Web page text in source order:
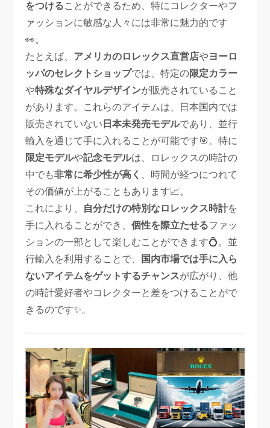
をつけることができるため、特にコレクターやフ
ァッションに敏感な人々には非常に魅力的です
👀。
たとえば、 アメリカのロレックス直営店やヨーロ
ッパのセレクトショップでは、特定の限定カラー
や特殊なダイヤルデザインが販売されていること
があります。これらのアイテムは、日本国内では
販売されていない 日本未発売モデルであり、並行
輸入を通じて手に入れることが可能です🎯。特に
限定モデルや記念モデルは、ロレックスの時計の
中でも非常に希少性が高く
、時間が経つにつれて
その価値が上がることもあります📈。
これにより、 自分だけの特別なロレックス時計を
手に入れることができ、個性を際立たせるファッ
ションの一部として楽しむことができます💍。並
行輸入を利用することで、
国内市場では手に入ら
ないアイテムをゲットするチャンスが広がり、他
の時計愛好者やコレクターと差をつけることがで
きるのです✨。